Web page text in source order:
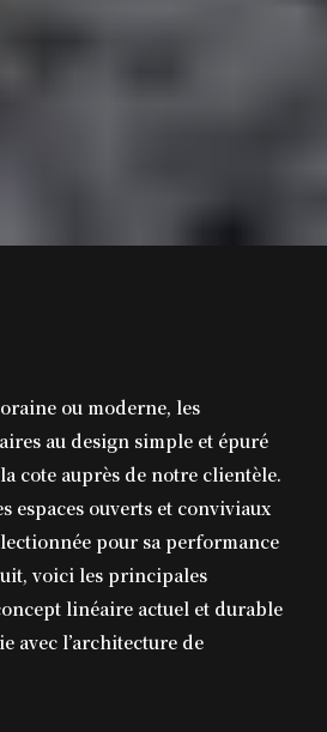
ou moderne, les
au design simple et épuré
cote auprès de notre clientèle.
espaces ouverts et conviviaux
pour sa performance
voici les principales
linéaire actuel et durable
avec l’architecture de